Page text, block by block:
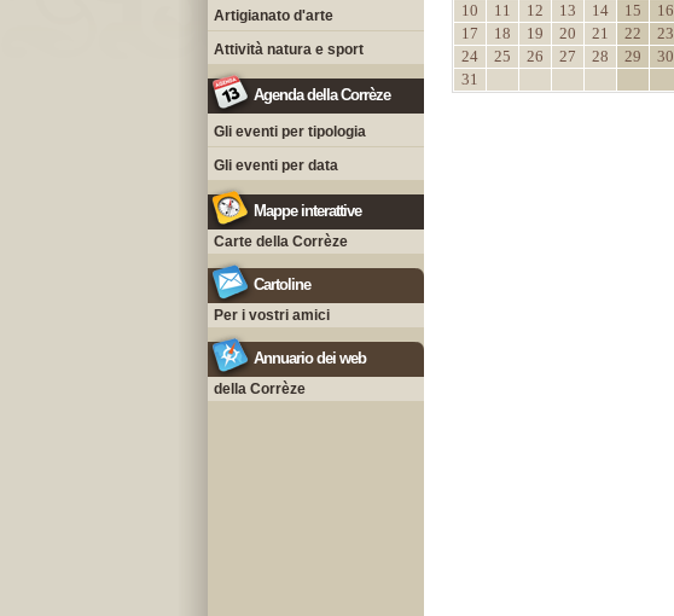
Artigianato d'arte
Attività natura e sport
Agenda della Corrèze
Gli eventi per tipologia
Gli eventi per data
Mappe interattive
Carte della Corrèze
Cartoline
Per i vostri amici
Annuario dei web
della Corrèze
10
11 12 13 14 15
16
17
18 19 20 21 22
23
24
25 26 27 28 29
30
31